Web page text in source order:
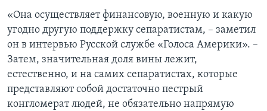
«Она осуществляет финансовую, военную и какую
угодно другую поддержку сепаратистам, – заметил
он в интервью Русской службе «Голоса Америки». –
Затем, значительная доля вины лежит,
естественно, и на самих сепаратистах, которые
представляют собой достаточно пестрый
конгломерат людей, не обязательно напрямую